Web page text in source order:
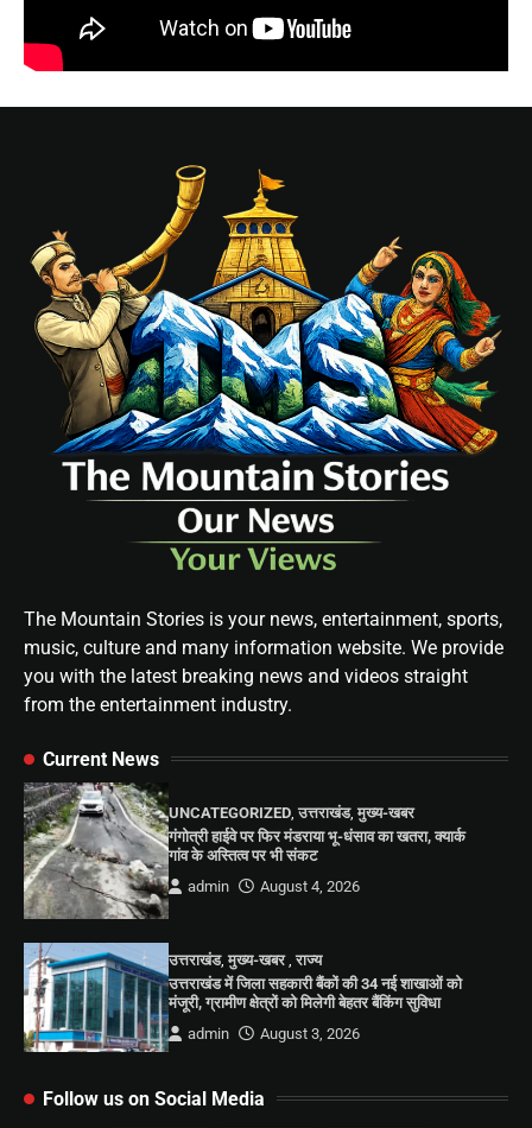
The Mountain Stories is your news, entertainment, sports,
music, culture and many information website. We provide
you with the latest breaking news and videos straight
from the entertainment industry.
Current News
UNCATEGORIZED,उत्तराखंड,मुख्य-खबर
गंगोत्री हाईवे पर फिर मंडराया भू-धंसाव का खतरा, क्यार्क
गांव के अस्तित्व पर भी संकट
admin
August 4, 2026
उत्तराखंड,मुख्य-खबर ,राज्य
उत्तराखंड में जिला सहकारी बैंकों की 34 नई शाखाओं को
मंजूरी, ग्रामीण क्षेत्रों को मिलेगी बेहतर बैंकिंग सुविधा
admin
August 3, 2026
Follow us on Social Media